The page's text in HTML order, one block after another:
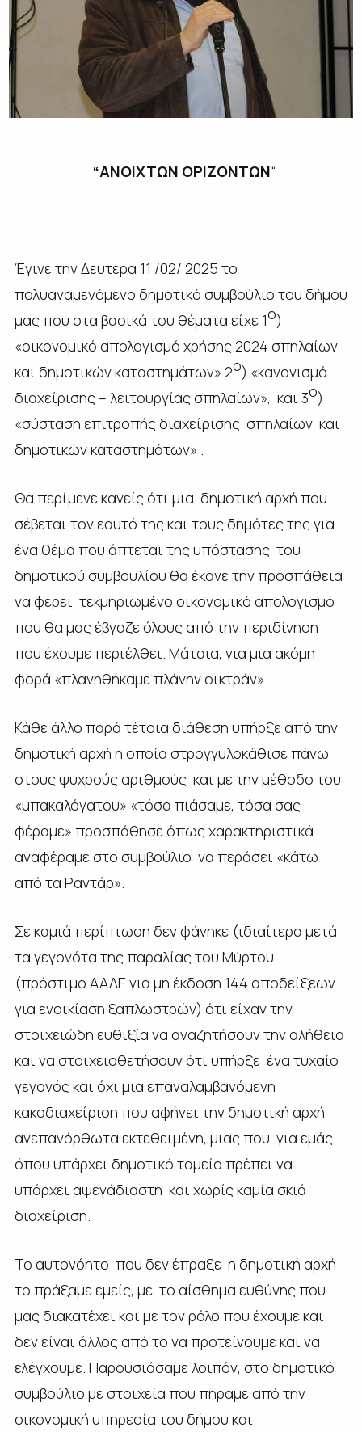
“ΑΝΟΙΧΤΩΝ ΟΡΙΖΟΝΤΩΝ“
Έγινε την Δευτέρα 11 /02/ 2025 το
πολυαναμενόμενο δημοτικό συμβούλιο του δήμου
μας που στα βασικά του θέματα είχε 1ο)
«οικονομικό απολογισμό χρήσης 2024 σπηλαίων
και δημοτικών καταστημάτων» 2ο) «κανονισμό
διαχείρισης – λειτουργίας σπηλαίων», και 3ο)
«σύσταση επιτροπής διαχείρισης σπηλαίων και
δημοτικών καταστημάτων» .
Θα περίμενε κανείς ότι μια δημοτική αρχή που
σέβεται τον εαυτό της και τους δημότες της για
ένα θέμα που άπτεται της υπόστασης του
δημοτικού συμβουλίου θα έκανε την προσπάθεια
να φέρει τεκμηριωμένο οικονομικό απολογισμό
που θα μας έβγαζε όλους από την περιδίνηση
που έχουμε περιέλθει. Μάταια, για μια ακόμη
φορά «πλανηθήκαμε πλάνην οικτράν».
Κάθε άλλο παρά τέτοια διάθεση υπήρξε από την
δημοτική αρχή η οποία στρογγυλοκάθισε πάνω
στους ψυχρούς αριθμούς και με την μέθοδο του
«μπακαλόγατου» «τόσα πιάσαμε, τόσα σας
φέραμε» προσπάθησε όπως χαρακτηριστικά
αναφέραμε στο συμβούλιο να περάσει «κάτω
από τα Ραντάρ».
Σε καμιά περίπτωση δεν φάνηκε (ιδιαίτερα μετά
τα γεγονότα της παραλίας του Μύρτου
(πρόστιμο ΑΑΔΕ για μη έκδοση 144 αποδείξεων
για ενοικίαση ξαπλωστρών) ότι είχαν την
στοιχειώδη ευθιξία να αναζητήσουν την αλήθεια
και να στοιχειοθετήσουν ότι υπήρξε ένα τυχαίο
γεγονός και όχι μια επαναλαμβανόμενη
κακοδιαχείριση που αφήνει την δημοτική αρχή
ανεπανόρθωτα εκτεθειμένη, μιας που για εμάς
όπου υπάρχει δημοτικό ταμείο πρέπει να
υπάρχει αψεγάδιαστη και χωρίς καμία σκιά
διαχείριση.
Το αυτονόητο που δεν έπραξε η δημοτική αρχή
το πράξαμε εμείς, με το αίσθημα ευθύνης που
μας διακατέχει και με τον ρόλο που έχουμε και
δεν είναι άλλος από το να προτείνουμε και να
ελέγχουμε. Παρουσιάσαμε λοιπόν, στο δημοτικό
συμβούλιο με στοιχεία που πήραμε από την
οικονομική υπηρεσία του δήμου και